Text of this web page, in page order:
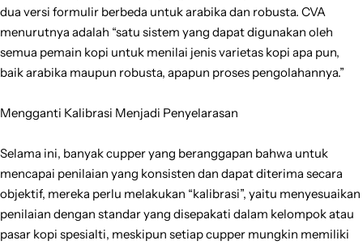
dua versi formulir berbeda untuk arabika dan robusta. CVA
menurutnya adalah “satu sistem yang dapat digunakan oleh
semua pemain kopi untuk menilai jenis varietas kopi apa pun,
baik arabika maupun robusta, apapun proses pengolahannya.”
Mengganti Kalibrasi Menjadi Penyelarasan
Selama ini, banyak cupper yang beranggapan bahwa untuk
mencapai penilaian yang konsisten dan dapat diterima secara
objektif, mereka perlu melakukan “kalibrasi”, yaitu menyesuaikan
penilaian dengan standar yang disepakati dalam kelompok atau
pasar kopi spesialti, meskipun setiap cupper mungkin memiliki